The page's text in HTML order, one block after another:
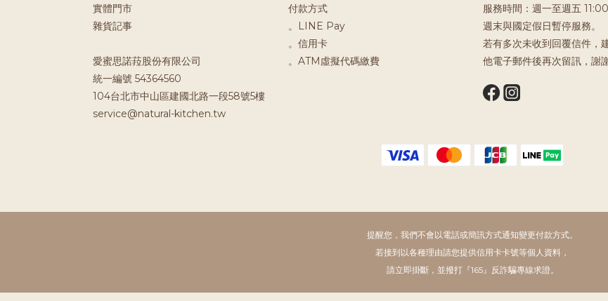
實體門市
雜貨記事
愛蜜思諾菈股份有限公司
統一編號 54364560
104台北市中山區建國北路一段58號5樓
service@natural-kitchen.tw
付款方式
。LINE Pay
。信用卡
。ATM虛擬代碼繳費
服務時間：週一至週五
週末與國定假日暫停服務。
若有多次未收到回覆信件，
他電子郵件後再次留訊，謝謝
提醒您，我們不會以電話或簡訊方式通知變更付款方式。
若接到以各種理由請您提供信用卡卡號等個人資料，
請立即掛斷，並撥打『165』反詐騙專線求證。